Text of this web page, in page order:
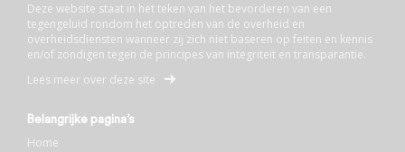
Deze website staat in het teken van het bevorderen van een
tegengeluid rondom het optreden van de overheid en
overheidsdiensten wanneer zij zich niet baseren op feiten en kennis
en/of zondigen tegen de principes van integriteit en transparantie.
Lees meer over deze site
Belangrijke pagina’s
Home